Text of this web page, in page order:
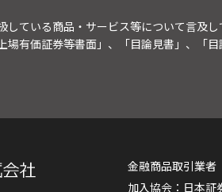
している商品・サービス等について言及
場有価証券等書面」、「目論見書」、「
金融商品取引業
日本証